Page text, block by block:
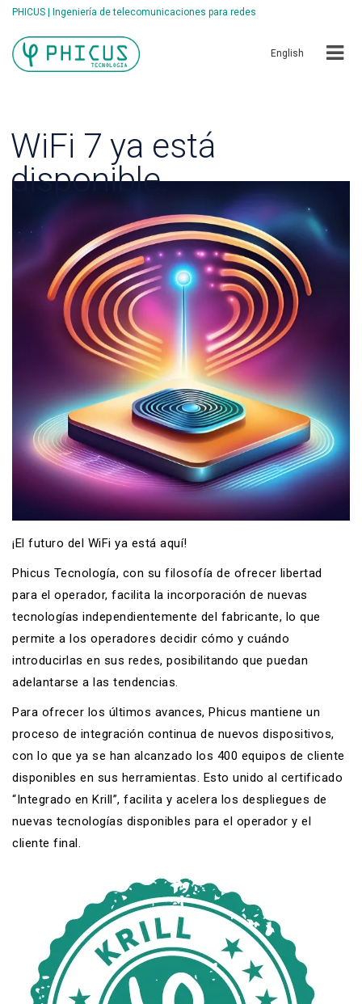
PHICUS | Ingeniería de telecomunicaciones para redes
English
WiFi 7 ya está
disponible.
¡El futuro del WiFi ya está aquí!
Phicus Tecnología, con su filosofía de ofrecer libertad
para el operador, facilita la incorporación de nuevas
tecnologías independientemente del fabricante, lo que
permite a los operadores decidir cómo y cuándo
introducirlas en sus redes, posibilitando que puedan
adelantarse a las tendencias.
Para ofrecer los últimos avances, Phicus mantiene un
proceso de integración continua de nuevos dispositivos,
con lo que ya se han alcanzado los 400 equipos de cliente
disponibles en sus herramientas. Esto unido al certificado
“Integrado en Krill”, facilita y acelera los despliegues de
nuevas tecnologías disponibles para el operador y el
cliente final.